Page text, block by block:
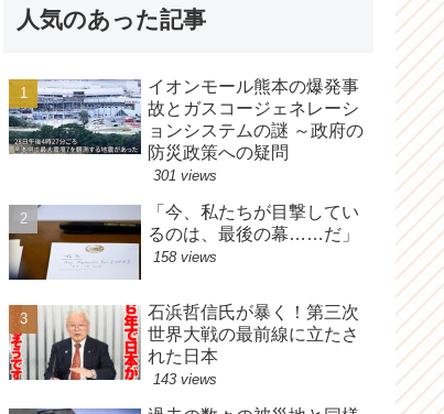
人気のあった記事
イオンモール熊本の爆発事
故とガスコージェネレーシ
ョンシステムの謎 ～政府の
防災政策への疑問
301 views
「今、私たちが目撃してい
るのは、最後の幕……だ」
158 views
石浜哲信氏が暴く！第三次
世界大戦の最前線に立たさ
れた日本
143 views